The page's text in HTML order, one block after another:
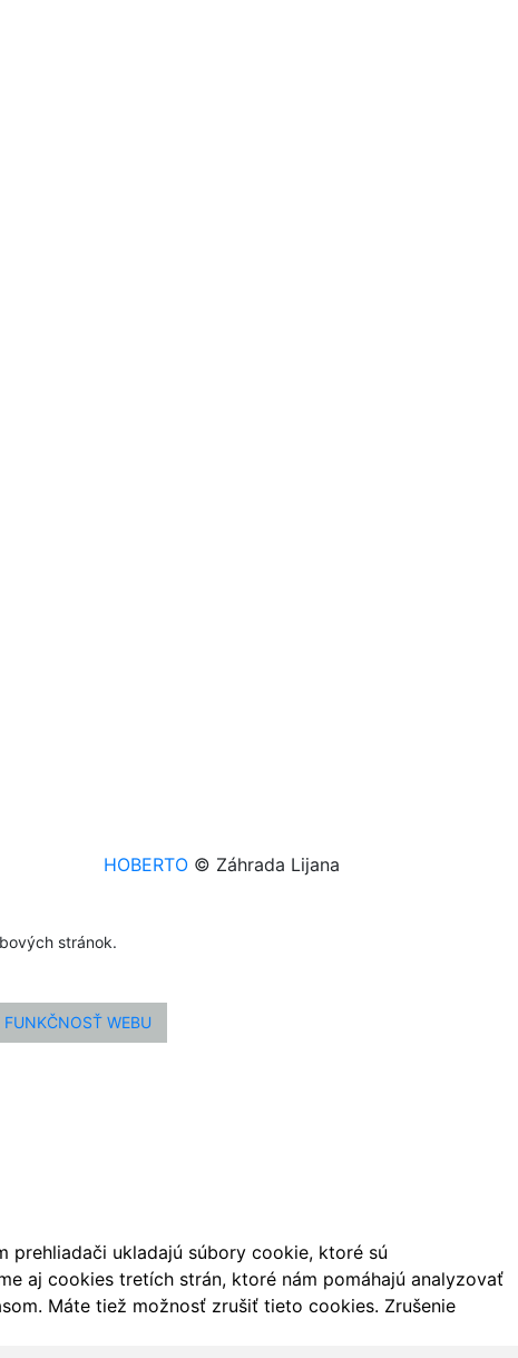
HOBERTO © Záhrada Lijana
stránok.
WEBU
prehliadači ukladajú súbory cookie, ktoré sú
aj cookies tretích strán, ktoré nám pomáhajú analyzovať
Máte tiež možnosť zrušiť tieto cookies. Zrušenie